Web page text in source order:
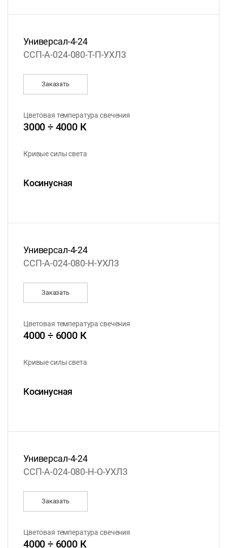
Универсал-4-24
ССП-А-024-080-Т-П-УХЛ3
Заказать
Цветовая температура свечения
3000 ÷ 4000 К
Кривые силы света
Косинусная
Универсал-4-24
ССП-А-024-080-Н-УХЛ3
Заказать
Цветовая температура свечения
4000 ÷ 6000 К
Кривые силы света
Косинусная
Универсал-4-24
ССП-А-024-080-Н-О-УХЛ3
Заказать
Цветовая температура свечения
4000 ÷ 6000 К